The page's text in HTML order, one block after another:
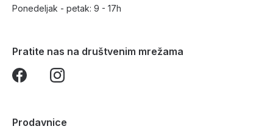
Ponedeljak - petak: 9 - 17h
Pratite nas na društvenim mrežama
Prodavnice